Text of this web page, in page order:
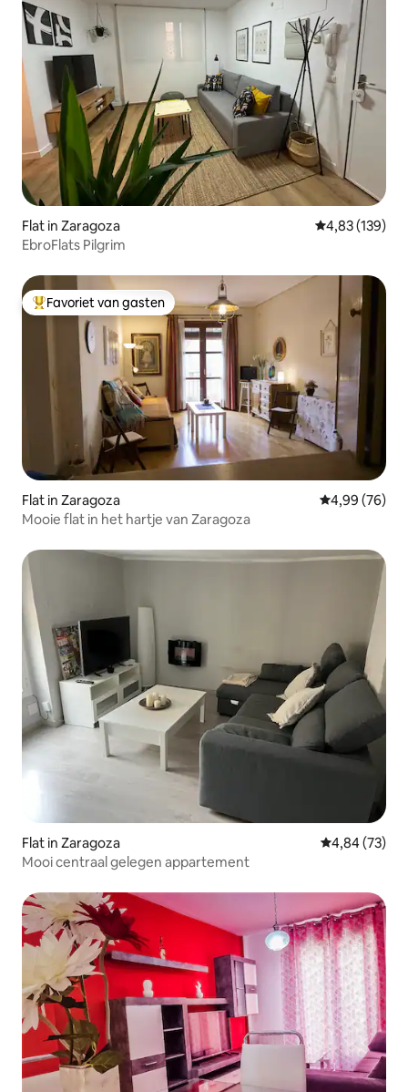
Flat in Zaragoza Gemiddelde
4,83 (139)
EbroFlats Pilgrim
Topfavoriet van gasten
Favoriet van gasten
Flat in Zaragoza Gemiddelde
4,99 (76)
Mooie flat in het hartje van Zaragoza
Flat in Zaragoza Gemiddelde
4,84 (73)
Mooi centraal gelegen appartement